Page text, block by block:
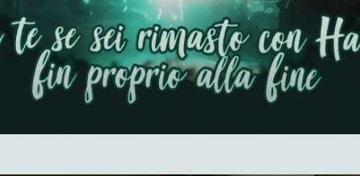
rimasto con Harry